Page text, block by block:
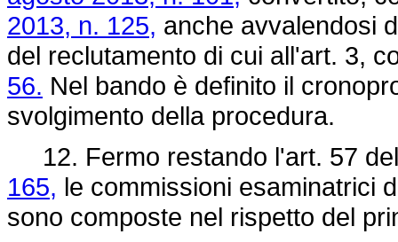
2013, n. 125, anche avvalendosi
del reclutamento di cui all'art. 3,
56. Nel bando è definito il
svolgimento della procedura.
12. Fermo restando l'art. 57
165, le commissioni esaminatrici
sono composte nel rispetto del